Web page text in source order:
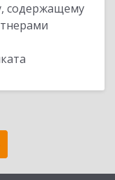
содержащему